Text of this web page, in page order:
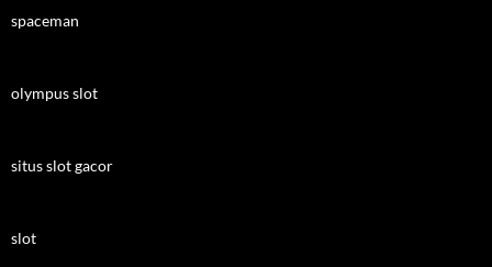
spaceman
olympus slot
situs slot gacor
slot